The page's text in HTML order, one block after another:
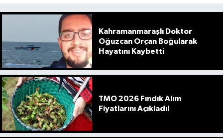
Kahramanmaraşlı Doktor
Oğuzcan Orçan Boğularak
Hayatını Kaybetti
TMO 2026 Fındık Alım
Fiyatlarını Açıkladı!